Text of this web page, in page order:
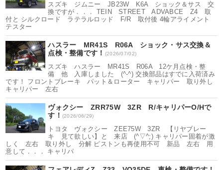
スズキ ジムニー JB23W K6A ショック＆サス 交
換ですが．．． TEIN STREET ADVABCE Z4 取
付と シルクロード ラテラルロッド F/R 取付後 4輪アライメント
テスター
ハスラー MR41S R06A ショック・サス交換＆
点検・整備です！ (2026/07/02)
スズキ ハスラー MR41S R06A 12ケ月点検・整
備 他 入庫しました (^-^) 交換部品はすでに入荷済み
です！ フロントブレーキ パット＆ローター キャリパー 取り外し
キャリパー 左右
ヴォクシー ZRR75W 3ZR R/キャリパーO/Hで
す！ (2026/06/29)
トヨタ ヴォクシー ZEE75W 3ZR 【リヤブレー
キ 見て欲しい】と 来店 (^▽^;) キャリパー固着が激
しく 左右 取り外し 分解 ピストンも再使用不可 新品 左右 用
意して．．． キャリパ